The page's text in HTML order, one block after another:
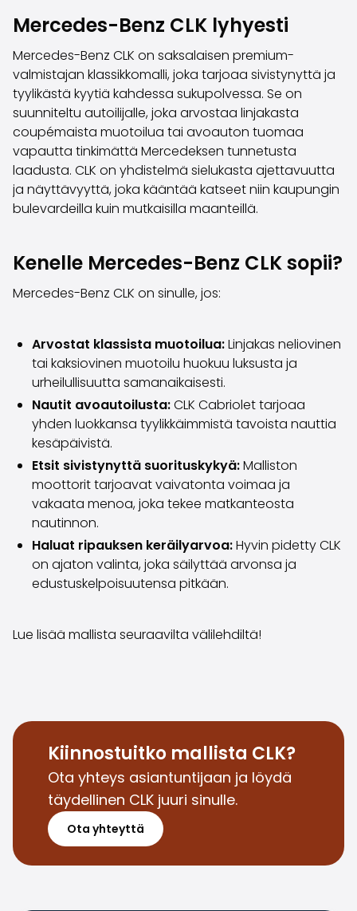
Farmariautot
Vetoautot
Pakettiautot
Hyötyajoneuvot
Huutokauppa-autot
Edulliset autot
Saka Select
Automerkit
Audi
BMW
Mercedes-Benz
Polestar
Skoda
Volkswagen
Volvo
Kaikki automerkit
Myy autosi
Myy autosi
Myy yrityksen auto
Artikkeleita auton myyntiin liittyen
Muista nämä kun myyt auton!
Miten säilytän autoni arvon?
Tuotteet ja palvelut
Autoilun lisäpalvelut
SakaVarma
SakaKasko
SakaVarma hyötyajoneuvoille
Saka Select
Uutiset ja kampanjat
Toimipisteet
Saka Finland Oy
Hallinto
Ostotiimi
Yhteydenotto
Mercedes-Benz CLK lyhyesti
Mercedes-Benz CLK on saksalaisen premium-
valmistajan klassikkomalli, joka tarjoaa sivistynyttä ja
tyylikästä kyytiä kahdessa sukupolvessa. Se on
suunniteltu autoilijalle, joka arvostaa linjakasta
coupémaista muotoilua tai avoauton tuomaa
vapautta tinkimättä Mercedeksen tunnetusta
laadusta. CLK on yhdistelmä sielukasta ajettavuutta
ja näyttävyyttä, joka kääntää katseet niin kaupungin
bulevardeilla kuin mutkaisilla maanteillä.
Kenelle Mercedes-Benz CLK sopii?
Mercedes-Benz CLK on sinulle, jos:
Arvostat klassista muotoilua:Linjakas neliovinen
tai kaksiovinen muotoilu huokuu luksusta ja
urheilullisuutta samanaikaisesti.
Nautit avoautoilusta:CLK Cabriolet tarjoaa
yhden luokkansa tyylikkäimmistä tavoista nauttia
kesäpäivistä.
Etsit sivistynyttä suorituskykyä:Malliston
moottorit tarjoavat vaivatonta voimaa ja
vakaata menoa, joka tekee matkanteosta
nautinnon.
Haluat ripauksen keräilyarvoa:Hyvin pidetty CLK
on ajaton valinta, joka säilyttää arvonsa ja
edustuskelpoisuutensa pitkään.
Lue lisää mallista seuraavilta välilehdiltä!
Kiinnostuitko mallista CLK?
Ota yhteys asiantuntijaan ja löydä
täydellinen CLK juuri sinulle.
Ota yhteyttä